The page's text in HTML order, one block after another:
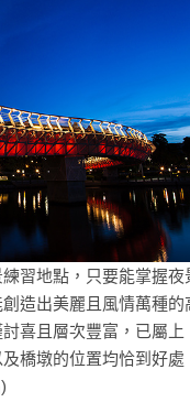
習地點，只要能掌握夜
造出美麗且風情萬種的
喜且層次豐富，已屬上
橋墩的位置均恰到好處